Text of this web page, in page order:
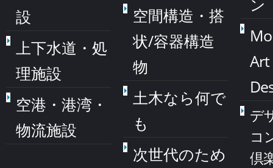
設
上下水道・処
理施設
空港・港湾・
物流施設
空間構造・搭
状/容器構造
物
土木なら何で
も
次世代のため
ン
デ
コ
倶